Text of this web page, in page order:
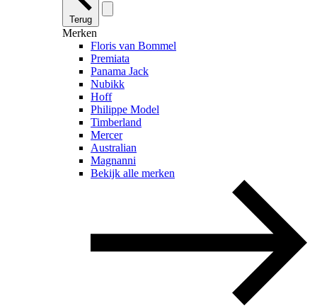
Terug
Merken
Floris van Bommel
Premiata
Panama Jack
Nubikk
Hoff
Philippe Model
Timberland
Mercer
Australian
Magnanni
Bekijk alle merken